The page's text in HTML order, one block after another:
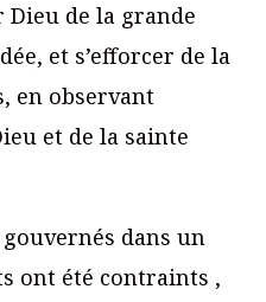
de la grande
et s’efforcer de la
en observant
et de la sainte
dans un
ont été contraints ,